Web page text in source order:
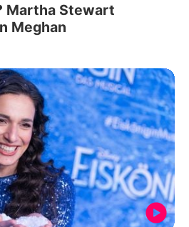
Martha Stewart
Meghan